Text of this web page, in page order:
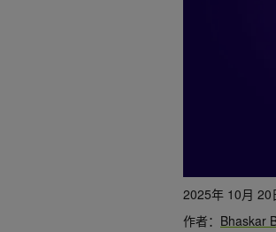
2025年 10月 20
作者： Bhaskar